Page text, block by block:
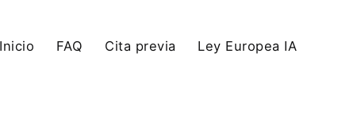
Inicio FAQ Cita previa Ley Europea IA